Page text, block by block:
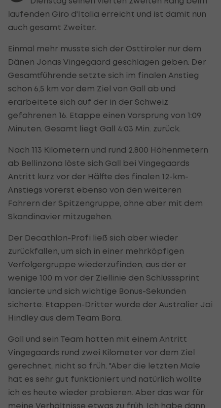
laufenden Giro d'Italia erreicht und ist damit nun
auch gesamt Zweiter.
Einmal mehr musste sich der Osttiroler nur dem
Dänen Jonas Vingegaard geschlagen geben. Der
Gesamtführende setzte sich im finalen Anstieg
schon 6,5 km vor dem Ziel von Gall ab und
erarbeitete sich auf der in der Schweiz
gefahrenen 16. Etappe einen Vorsprung von 1:09
Minuten. Gesamt liegt Gall 4:03 Min. zurück.
Nach 113 Kilometern und rund 2.800 Höhenmetern
ab Bellinzona löste sich Gall bei Vingegaards
Antritt kurz vor der Hälfte des finalen 12-km-
Anstiegs vorerst ebenso von den weiteren
Fahrern der Spitzengruppe, ohne aber mit dem
Skandinavier mitzugehen.
Der Decathlon-Profi ließ sich aber wieder
zurückfallen, um sich in einer mehrköpfigen
Verfolgergruppe wiederzufinden, aus der er
wenige 100 m vor der Ziellinie den Schlusssprint
lancierte und sich wichtige Bonus-Sekunden
sicherte. Etappen-Dritter wurde der Australier Jai
Hindley aus dem Team Bora.
Gall und sein Team hatten mit einem Antritt
Vingegaards rund zwei Kilometer vor dem Ziel
gerechnet, nicht so früh. "Aber die letzten Male
hat es sehr gut funktioniert und natürlich wollte
ich es heute wieder probieren. Aber das war für
meine Verhältnisse etwas zu früh. Ich habe dann